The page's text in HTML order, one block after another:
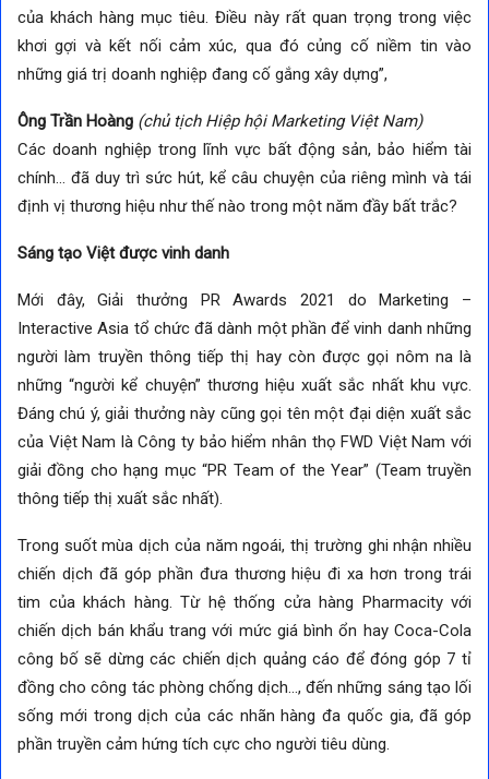
của khách hàng mục tiêu. Điều này rất quan trọng trong việc
khơi gợi và kết nối cảm xúc, qua đó củng cố niềm tin vào
những giá trị doanh nghiệp đang cố gắng xây dựng”,
Ông Trần Hoàng (chủ tịch Hiệp hội Marketing Việt Nam)
Các doanh nghiệp trong lĩnh vực bất động sản, bảo hiểm tài
chính… đã duy trì sức hút, kể câu chuyện của riêng mình và tái
định vị thương hiệu như thế nào trong một năm đầy bất trắc?
Sáng tạo Việt được vinh danh
Mới đây, Giải thưởng PR Awards 2021 do Marketing –
Interactive Asia tổ chức đã dành một phần để vinh danh những
người làm truyền thông tiếp thị hay còn được gọi nôm na là
những “người kể chuyện” thương hiệu xuất sắc nhất khu vực.
Đáng chú ý, giải thưởng này cũng gọi tên một đại diện xuất sắc
của Việt Nam là Công ty bảo hiểm nhân thọ FWD Việt Nam với
giải đồng cho hạng mục “PR Team of the Year” (Team truyền
thông tiếp thị xuất sắc nhất).
Trong suốt mùa dịch của năm ngoái, thị trường ghi nhận nhiều
chiến dịch đã góp phần đưa thương hiệu đi xa hơn trong trái
tim của khách hàng. Từ hệ thống cửa hàng Pharmacity với
chiến dịch bán khẩu trang với mức giá bình ổn hay Coca-Cola
công bố sẽ dừng các chiến dịch quảng cáo để đóng góp 7 tỉ
đồng cho công tác phòng chống dịch…, đến những sáng tạo lối
sống mới trong dịch của các nhãn hàng đa quốc gia, đã góp
phần truyền cảm hứng tích cực cho người tiêu dùng.